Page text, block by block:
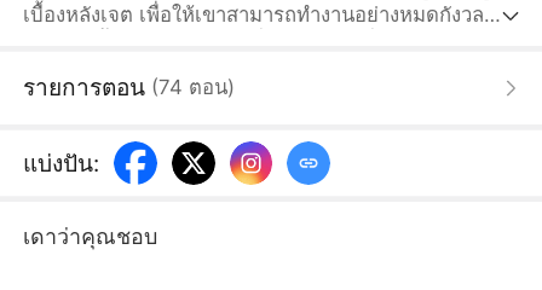
เบื้องหลังเจต เพื่อให้เขาสามารถทำงานอย่างหมดกังวล
ก่อนแต่งงาน เธอเคยเป็นหนึ่งในทนายมากความสามารถ
ละทิ้งหน้าที่การงานเพื่อมาอยู่เคียงข้างเจต แต่วันนี้กลับ
ทำได้เพียงมองเขาเปล่งประกายอยู่ฝ่ายเดียว แพรวาเริ่ม
รายการตอน (74 ตอน)
แบ่งปัน:
เดาว่าคุณชอบ